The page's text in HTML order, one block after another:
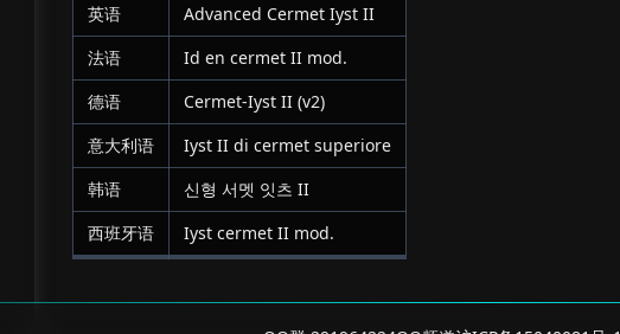
英语
Advanced Cermet Iyst II
法语
Id en cermet II mod.
德语
Cermet-Iyst II (v2)
意大利语
Iyst II di cermet superiore
韩语
신형 서멧 잇츠 II
西班牙语
Iyst cermet II mod.